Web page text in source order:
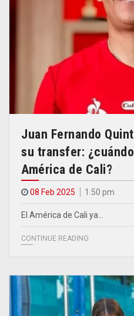
Juan Fernando
su transfer:
América de Cali?
08 Feb 2025 1.50 pm
El América de Cali ya…
CONTINUE READING